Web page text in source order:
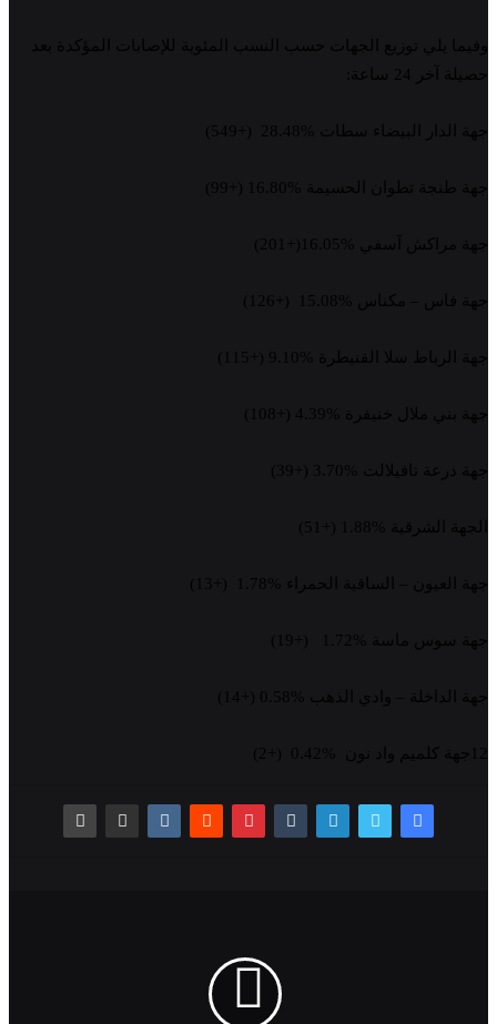
وفيما يلي توزيع الجهات حسب النسب المئوية للإصابات المؤكدة بعد
حصيلة آخر 24 ساعة:
جهة الدار البيضاء سطات %28.48 (+549)
جهة طنجة تطوان الحسيمة %16.80 (+99)
جهة مراكش آسفي %16.05(+201)
جهة فاس – مكناس %15.08 (+126)
جهة الرباط سلا القنيطرة %9.10 (+115)
جهة بني ملال خنيفرة %4.39 (+108)
جهة درعة تافيلالت %3.70 (+39)
الجهة الشرقية %1.88 (+51)
جهة العيون – الساقية الحمراء %1.78 (+13)
جهة سوس ماسة %1.72 (+19)
جهة الداخلة – وادي الذهب %0.58 (+14)
12جهة كلميم واد نون %0.42 (+2)